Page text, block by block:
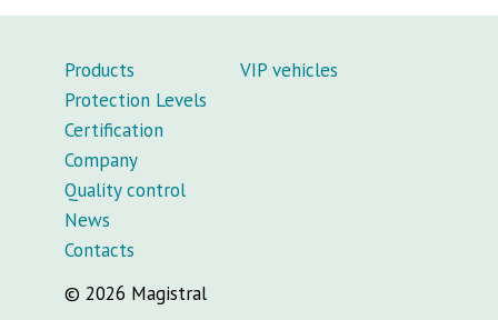
Products
Protection Levels
Certification
Company
Quality control
News
Contacts
© 2026 Magistral
VIP vehicles